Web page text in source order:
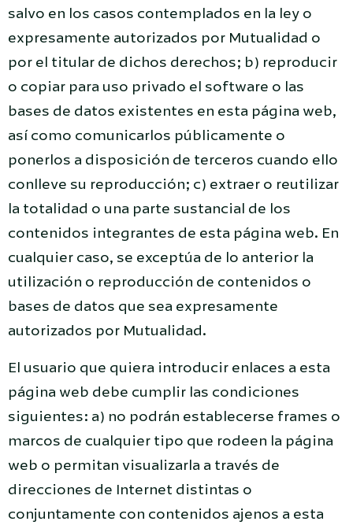
salvo en los casos contemplados en la ley o
expresamente autorizados por Mutualidad o
por el titular de dichos derechos; b) reproducir
o copiar para uso privado el software o las
bases de datos existentes en esta página web,
así como comunicarlos públicamente o
ponerlos a disposición de terceros cuando ello
conlleve su reproducción; c) extraer o reutilizar
la totalidad o una parte sustancial de los
contenidos integrantes de esta página web. En
cualquier caso, se exceptúa de lo anterior la
utilización o reproducción de contenidos o
bases de datos que sea expresamente
autorizados por Mutualidad.
El usuario que quiera introducir enlaces a esta
página web debe cumplir las condiciones
siguientes: a) no podrán establecerse frames o
marcos de cualquier tipo que rodeen la página
web o permitan visualizarla a través de
direcciones de Internet distintas o
conjuntamente con contenidos ajenos a esta